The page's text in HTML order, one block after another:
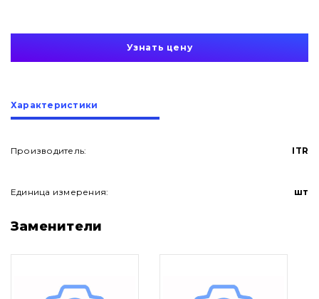
О нас
Узнать цену
Характеристики
Производитель: ITR
Единица измерения: шт
Заменители